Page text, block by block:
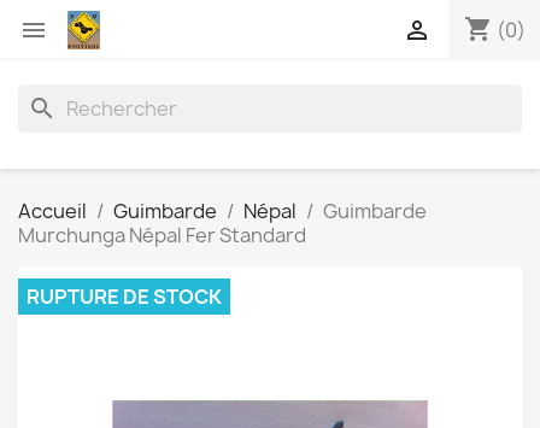
 shopping_cart (0)

search
Accueil Guimbarde Népal
Guimbarde
Murchunga Népal Fer Standard
RUPTURE DE STOCK